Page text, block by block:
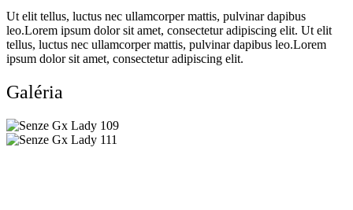
Ut elit tellus, luctus nec ullamcorper mattis, pulvinar dapibus
leo.Lorem ipsum dolor sit amet, consectetur adipiscing elit. Ut elit
tellus, luctus nec ullamcorper mattis, pulvinar dapibus leo.Lorem
ipsum dolor sit amet, consectetur adipiscing elit.
Galéria